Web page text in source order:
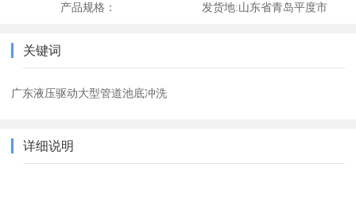
产品规格： 发货地:山东省青岛平度市
关键词
广东液压驱动大型管道池底冲洗
详细说明